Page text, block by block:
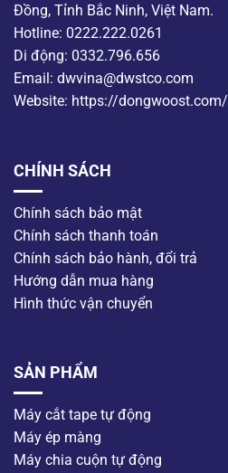
Đồng, Tỉnh Bắc Ninh, Việt Nam.
Hotline: 0222.222.0261
Di động: 0332.796.656
Email: dwvina@dwstco.com
Website: https://dongwoost.com/
CHÍNH SÁCH
Chính sách bảo mật
Chính sách thanh toán
Chính sách bảo hành, đổi trả
Hướng dẫn mua hàng
Hình thức vận chuyển
SẢN PHẨM
Máy cắt tape tự động
Máy ép màng
Máy chia cuộn tự động